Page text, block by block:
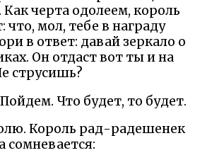
Как черта одолеем, король
что, мол, тебе в награду
в ответ: давай зеркало о
Он отдаст вот ты и на
струсишь?
Что будет, то будет.
Король рад-радешенек
сомневается: